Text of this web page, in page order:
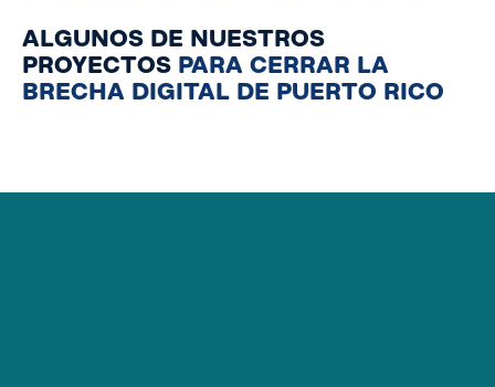
ALGUNOS DE NUESTROS
PROYECTOS PARA CERRAR LA
BRECHA DIGITAL DE PUERTO RICO